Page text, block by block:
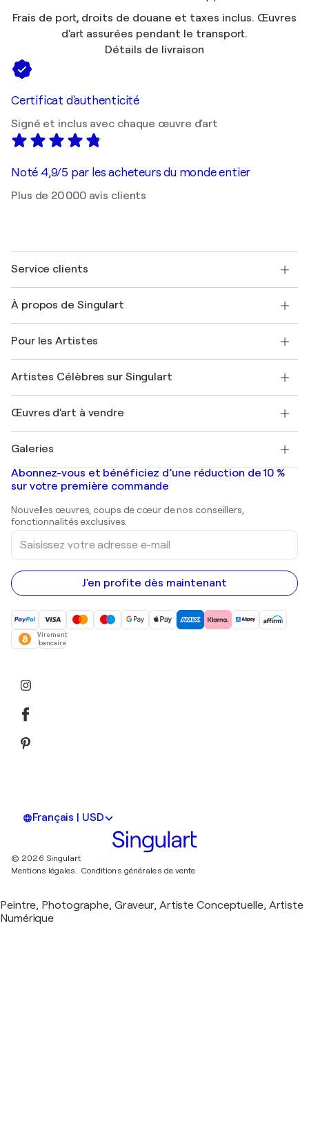
Frais de port, droits de douane et taxes inclus. Œuvres
d'art assurées pendant le transport.
Détails de livraison
Certificat d'authenticité
Signé et inclus avec chaque œuvre d'art
Noté 4,9/5 par les acheteurs du monde entier
Plus de 20 000 avis clients
Service clients
Expédition
Offrir une carte cadeau
Rejoignez notre programme commercial
Mon compte
+33 1 76 44 06 42
À propos de Singulart
FAQ
Magazine Singulart
Emplois
Découvrez une sélection d'art original
Pour les Artistes
Se connecter en tant qu'Artiste
Artistes Célèbres sur Singulart
Marc Chagall
Banksy
Mr. Brainwash
Shepard Fairey
Œuvres d'art à vendre
Tableaux abstraits à vendre
Peintures de paysage
Estampes
Peintures acryliques
Galeries
Galeries d'art en France
Galeries d'art en Belgique
Abonnez-vous et bénéficiez d’une réduction de 10 %
sur votre première commande
Nouvelles œuvres, coups de cœur de nos conseillers,
fonctionnalités exclusives.
Saisissez
votre
adresse
e-
mail
J'en profite dès maintenant
Virement
bancaire
Français | USD
© 2026 Singulart
Mentions légales. Conditions générales de vente
Peintre, Photographe, Graveur, Artiste Conceptuelle, Artiste
Numérique